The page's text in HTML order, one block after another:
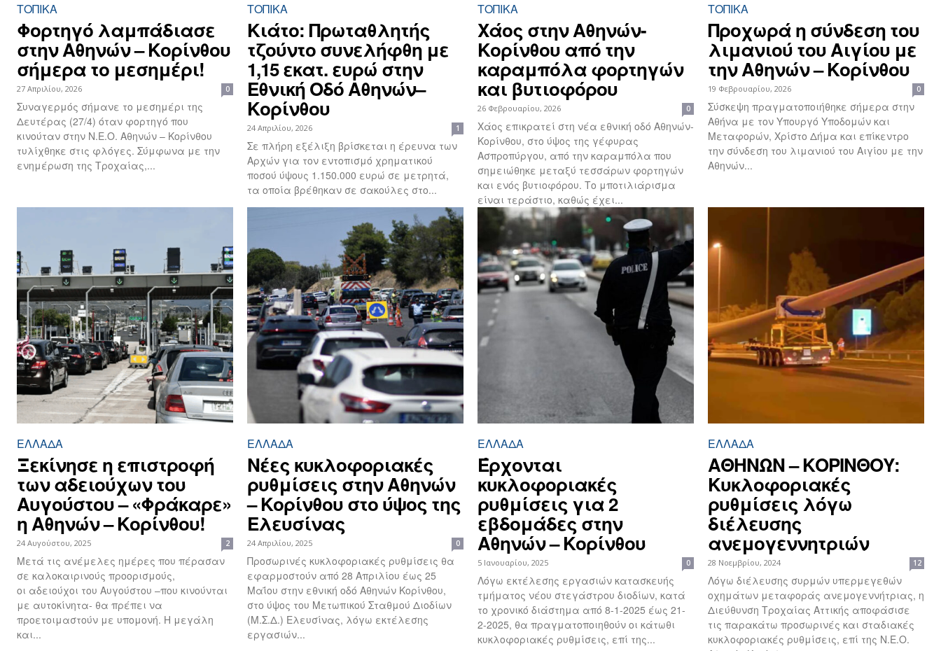
ΤΟΠΙΚΑ
Φορτηγό λαμπάδιασε
στην Αθηνών – Κορίνθου
σήμερα το μεσημέρι!
27 Απριλίου, 2026 0
Συναγερμός σήμανε το μεσημέρι της
Δευτέρας (27/4) όταν φορτηγό που
κινούταν στην Ν.Ε.Ο. Αθηνών – Κορίνθου
τυλίχθηκε στις φλόγες. Σύμφωνα με την
ενημέρωση της Τροχαίας,...
ΤΟΠΙΚΑ
Κιάτο: Πρωταθλητής
τζούντο συνελήφθη με
1,15 εκατ. ευρώ στην
Εθνική Οδό Αθηνών–
Κορίνθου
24 Απριλίου, 2026 1
Σε πλήρη εξέλιξη βρίσκεται η έρευνα των
Αρχών για τον εντοπισμό χρηματικού
ποσού ύψους 1.150.000 ευρώ σε μετρητά,
τα οποία βρέθηκαν σε σακούλες στο...
ΤΟΠΙΚΑ
Χάος στην Αθηνών-
Κορίνθου από την
καραμπόλα φορτηγών
και βυτιοφόρου
26 Φεβρουαρίου, 2026 0
Χάος επικρατεί στη νέα εθνική οδό Αθηνών-
Κορίνθου, στο ύψος της γέφυρας
Ασπροπύργου, από την καραμπόλα που
σημειώθηκε μεταξύ τεσσάρων φορτηγών
και ενός βυτιοφόρου. Το μποτιλιάρισμα
είναι τεράστιο, καθώς έχει...
ΤΟΠΙΚΑ
Προχωρά η σύνδεση του
λιμανιού του Αιγίου με
την Αθηνών – Κορίνθου
19 Φεβρουαρίου, 2026 0
Σύσκεψη πραγματοποιήθηκε σήμερα στην
Αθήνα με τον Υπουργό Υποδομών και
Μεταφορών, Χρίστο Δήμα και επίκεντρο
την σύνδεση του λιμανιού του Αιγίου με την
Αθηνών...
ΕΛΛΆΔΑ
Ξεκίνησε η επιστροφή
των αδειούχων του
Αυγούστου – «Φράκαρε»
η Αθηνών – Κορίνθου!
24 Αυγούστου, 2025 2
Μετά τις ανέμελες ημέρες που πέρασαν
σε καλοκαιρινούς προορισμούς,
οι αδειούχοι του Αυγούστου –που κινούνται
με αυτοκίνητα- θα πρέπει να
προετοιμαστούν με υπομονή. Η μεγάλη
και...
ΕΛΛΆΔΑ
Νέες κυκλοφοριακές
ρυθμίσεις στην Αθηνών
– Κορίνθου στο ύψος της
Ελευσίνας
24 Απριλίου, 2025 0
Προσωρινές κυκλοφοριακές ρυθμίσεις θα
εφαρμοστούν από 28 Απριλίου έως 25
Μαΐου στην εθνική οδό Αθηνών Κορίνθου,
στο ύψος του Μετωπικού Σταθμού Διοδίων
(Μ.Σ.Δ.) Ελευσίνας, λόγω εκτέλεσης
εργασιών...
ΕΛΛΆΔΑ
Έρχονται
κυκλοφοριακές
ρυθμίσεις για 2
εβδομάδες στην
Αθηνών – Κορίνθου
5 Ιανουαρίου, 2025 0
Λόγω εκτέλεσης εργασιών κατασκευής
τμήματος νέου στεγάστρου διοδίων, κατά
το χρονικό διάστημα από 8-1-2025 έως 21-
2-2025, θα πραγματοποιηθούν οι κάτωθι
κυκλοφοριακές ρυθμίσεις, επί της...
ΕΛΛΆΔΑ
ΑΘΗΝΩΝ – ΚΟΡΙΝΘΟΥ:
Kυκλοφοριακές
ρυθμίσεις λόγω
διέλευσης
ανεμογεννητριών
28 Νοεμβρίου, 2024 12
Λόγω διέλευσης συρμών υπερμεγεθών
οχημάτων μεταφοράς ανεμογεννήτριας, η
Διεύθυνση Τροχαίας Αττικής αποφάσισε
τις παρακάτω προσωρινές και σταδιακές
κυκλοφοριακές ρυθμίσεις, επί της Ν.Ε.Ο.